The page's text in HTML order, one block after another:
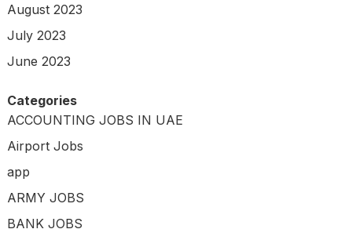
August 2023
July 2023
June 2023
Categories
ACCOUNTING JOBS IN UAE
Airport Jobs
app
ARMY JOBS
BANK JOBS